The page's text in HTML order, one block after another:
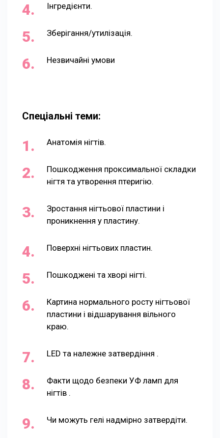
Інгредієнти.
Зберігання/утилізація.
Незвичайні умови
Спеціальні теми:
Анатомія нігтів.
Пошкодження проксимальної складки
нігтя та утворення птеригію.
Зростання нігтьової пластини і
проникнення у пластину.
Поверхні нігтьових пластин.
Пошкоджені та хворі нігті.
Картина нормального росту нігтьової
пластини і відшарування вільного
краю.
LED та належне затвердіння .
Факти щодо безпеки УФ ламп для
нігтів .
Чи можуть гелі надмірно затвердіти.